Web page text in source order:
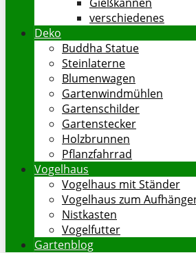
verschiedenes
Deko
Buddha Statue
Steinlaterne
Blumenwagen
Gartenwindmühlen
Gartenschilder
Gartenstecker
Holzbrunnen
Pflanzfahrrad
Vogelhaus
Vogelhaus mit Ständer
Vogelhaus zum
Nistkasten
Vogelfutter
Gartenblog